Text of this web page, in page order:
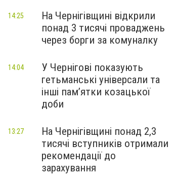
На Чернігівщині відкрили
понад 3 тисячі проваджень
через борги за комуналку
14:25
У Чернігові показують
гетьманські універсали та
інші пам’ятки козацької
доби
14:04
На Чернігівщині понад 2,3
тисячі вступників отримали
рекомендації до
зарахування
13:27